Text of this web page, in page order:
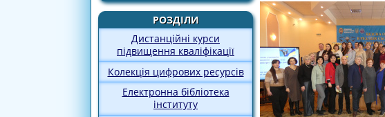
РОЗДІЛИ
Дистанційні курси
підвищення кваліфікації
Колекція цифрових ресурсів
Електронна бібліотека
інституту